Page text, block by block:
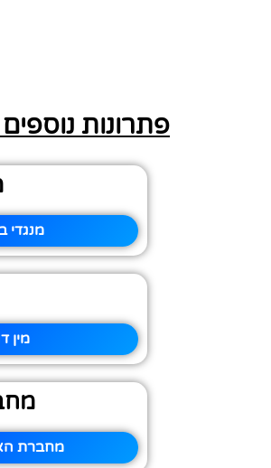
פתרונות
מנגדי
מין
מחברת